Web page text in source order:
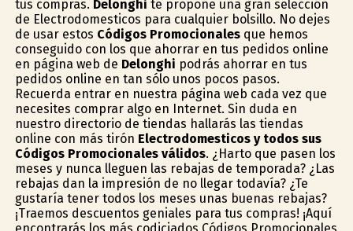
tus compras. Delonghi te propone una gran selección
de Electrodomesticos para cualquier bolsillo. No dejes
de usar estos Códigos Promocionalesque hemos
conseguido con los que ahorrar en tus pedidos online
en página web de Delonghi podrás ahorrar en tus
pedidos online en tan sólo unos pocos pasos.
Recuerda entrar en nuestra página web cada vez que
necesites comprar algo en Internet. Sin duda en
nuestro directorio de tiendas hallarás las tiendas
online con más tirón Electrodomesticos y todos sus
Códigos Promocionales válidos. ¿Harto que pasen los
meses y nunca lleguen las rebajas de temporada? ¿Las
rebajas dan la impresión de no llegar todavía? ¿Te
gustaría tener todos los meses unas buenas rebajas?
¡Traemos descuentos geniales para tus compras! ¡Aquí
encontrarás los más codiciados Códigos Promocionales